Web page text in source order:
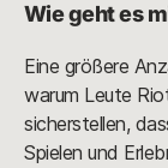
Wie geht es
Eine größere
warum Leute
sicherstellen,
Spielen und